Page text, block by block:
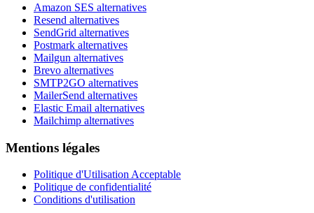
Amazon SES alternatives
Resend alternatives
SendGrid alternatives
Postmark alternatives
Mailgun alternatives
Brevo alternatives
SMTP2GO alternatives
MailerSend alternatives
Elastic Email alternatives
Mailchimp alternatives
Mentions légales
Politique d'Utilisation Acceptable
Politique de confidentialité
Conditions d'utilisation